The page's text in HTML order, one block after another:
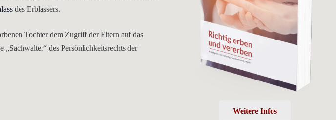
des Erblassers.
Tochter dem Zugriff der Eltern auf das
des Persönlichkeitsrechts der
Weitere Infos